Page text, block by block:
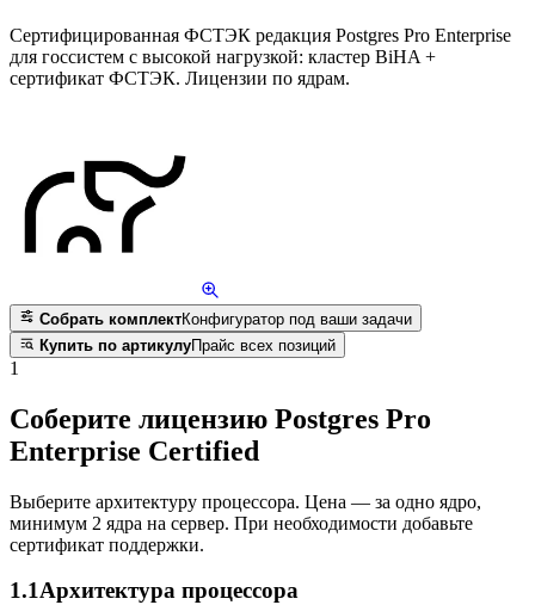
Сертифицированная ФСТЭК редакция Postgres Pro Enterprise
для госсистем с высокой нагрузкой: кластер BiHA +
сертификат ФСТЭК. Лицензии по ядрам.
Собрать комплектКонфигуратор под ваши задачи
Купить по артикулуПрайс всех позиций
1
Соберите лицензию Postgres Pro
Enterprise Certified
Выберите архитектуру процессора. Цена — за одно ядро,
минимум 2 ядра на сервер. При необходимости добавьте
сертификат поддержки.
1.1Архитектура процессора